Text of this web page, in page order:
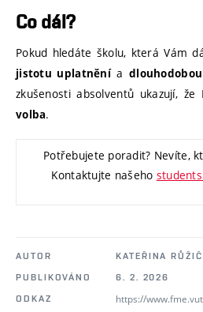
Co dál?
Pokud hledáte školu, která Vám
jistotu uplatněnía
zkušenosti absolventů ukazují, že
volba.
Potřebujete poradit? Nevíte,
Kontaktujte našeho
AUTOR
KATEŘINA
PUBLIKOVÁNO
6. 2. 2026
ODKAZ
https://